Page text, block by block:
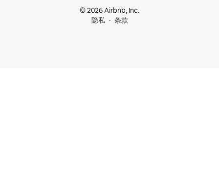
© 2026 Airbnb, Inc.
隐私
条款